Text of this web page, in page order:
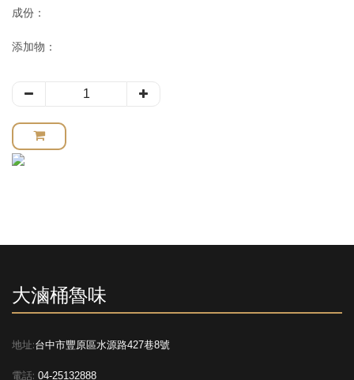
成份：
添加物：
大滷桶魯味
地址:台中市豐原區水源路427巷8號
電話: 04-25132888